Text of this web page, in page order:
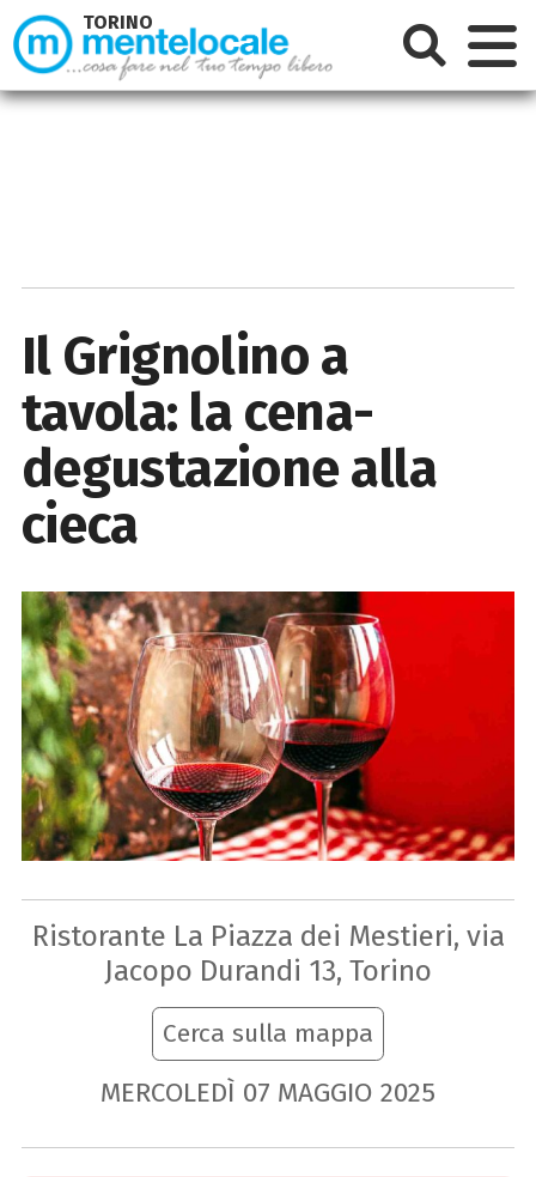
Il Grignolino a
tavola: la cena-
degustazione alla
cieca
Ristorante La Piazza dei Mestieri, via
Jacopo Durandi 13, Torino
Cerca sulla mappa
MERCOLEDÌ 07 MAGGIO 2025
TORINO